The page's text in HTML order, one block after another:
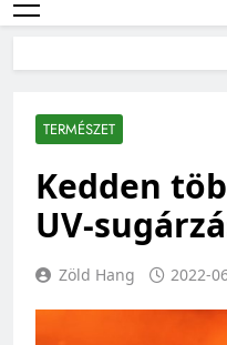
TERMÉSZET
Kedden
UV-
Zöld Hang 2022-